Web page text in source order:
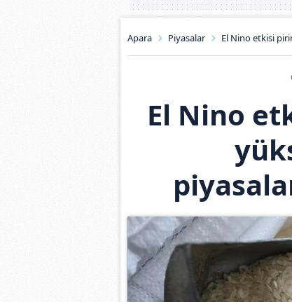
Apara Piyasalar El Nino etkisi
El Nino